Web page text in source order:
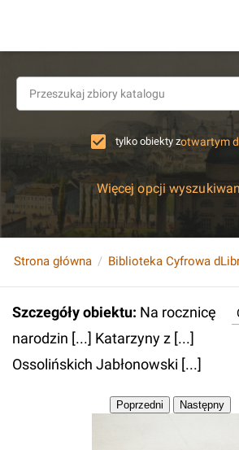
tylko obiekty zotwartym
Więcej opcji
Strona główna Biblioteka Cyfrowa
Szczegóły obiektu: Na rocznicę
narodzin [...] Katarzyny z [...]
Ossolińskich Jabłonowski [...]